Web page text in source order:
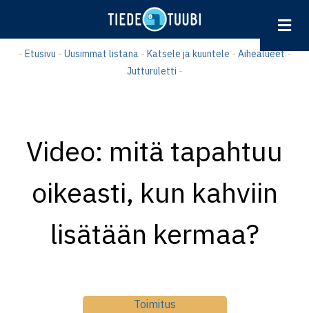
- Etusivu - Uusimmat listana- Katsele ja kuuntele - Aihealueet-
Jutturuletti -
Video: mitä tapahtuu
oikeasti, kun kahviin
lisätään kermaa?
Toimitus